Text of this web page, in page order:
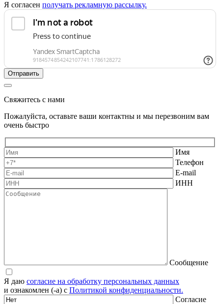
Я согласен получать рекламную рассылку.
Свяжитесь с нами
Пожалуйста, оставьте ваши контактны и мы перезвоним вам
очень быстро
Имя
Телефон
E-mail
ИНН
Сообщение
Я даю согласие на обработку персональных данных
и ознакомлен (-а) с Политикой конфиденциальности.
Согласие